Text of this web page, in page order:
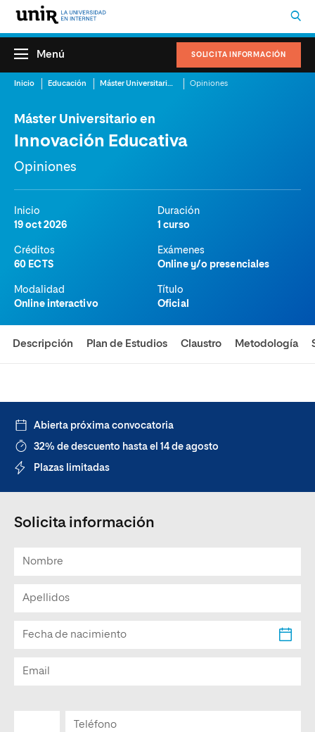
SOLICITA INFORMACIÓN
Menú
Inicio Educación Máster Universitario en Innovación Educativa Opiniones
Máster Universitario en
Innovación Educativa
Opiniones
Inicio
19 oct 2026
Duración
1 curso
Créditos
60 ECTS
Exámenes
Online y/o presenciales
Modalidad
Online interactivo
Título
Oficial
Descripción Plan de Estudios Claustro Metodología
Abierta próxima convocatoria
32% de descuento hasta el 14 de agosto
Plazas limitadas
Solicita información